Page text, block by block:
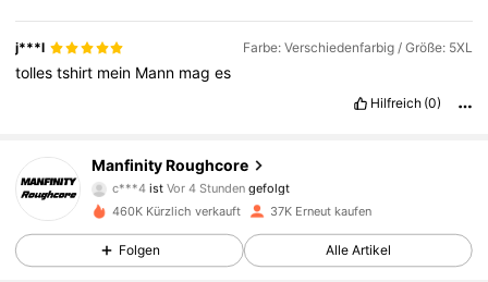
j***l Farbe: Verschiedenfarbig / Größe: 5XL
tollestshirt mein Mann mages
Hilfreich (0)
Manfinity Roughcore
ist Vor 4 Stunden
d***9 ist am Durchsuchen
4,72
12K Follower
460K Kürzlich verkauft 37K Erneut kaufen
Folgen Alle Artikel